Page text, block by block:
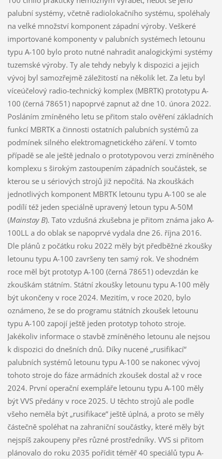
palubní systémy, včetně radiolokačního systému, spoléhaly
na velké množství komponent západní výroby. Veškeré
importované komponenty v palubních systémech letounu
typu A-100 bylo proto nutné nahradit analogickými systémy
tuzemské výroby. Ty ale tehdy nebyly k dispozici a jejich
vývoj byl samozřejmě záležitostí na několik let. Za letu byl
víceúčelový radio-technický komplex (MBRTK) prototypu A-
100 (černá 78651) napoprvé zapnut až dne 10. února 2022.
Posláním zmíněného letu se přitom stalo ověření základních
funkcí MBRTK a činnosti ostatních palubních systémů za
podmínek silného elektromagnetického záření. V tomto
případě se ale ještě jednalo o prototypovou verzi zmíněného
komplexu s širokým zastoupením západních součástek, se
kterou se u sériových strojů již nepočítá. Na zkouškách
jednotlivých komponent MBRTK letounu typu A-100 se ale
podílí též jeden speciálně upravený letoun typu A-50M
(Mainstay B). Tato vzdušná zkušebna je přitom známa jako A-
100LL a do oblak se napoprvé vydala dne 26. října 2016.
Dle plánů z počátku roku 2022 měly být předběžné zkoušky
letounu typu A-100 završeny ten samý rok. Ve shodném
roce měl být prototyp A-100 (černá 78651) odevzdán ke
zkouškám státním. Státní zkoušky letounu typu A-100 měly
být ukončeny v roce 2024. Mezitím, v roce 2020, bylo
oznámeno, že se do programu státních zkoušek letounu
typu A-100 zapojí ještě jeden prototyp tohoto stroje.
Jakékoliv informace o stavbě zmíněného letounu ale nejsou
k dispozici do dnešních dnů. Díky nucené „rusifikací“
palubních systémů letounu typu A-100 se nakonec vývoj
tohoto stroje do fáze armádních zkoušek dostal až v roce
2024. První operační exempláře letounu typu A-100 měly
být VVS předány v roce 2025. U těchto strojů ale podle
všeho neměla být „rusifikace“ ještě úplná, a proto se měly
částečně spoléhat na zahraniční součástky, které měly být
nejspíš zakoupeny přes různé prostředníky. VVS si přitom
plánovalo do roku 2035 pořídit téměř 40 speciálů typu A-